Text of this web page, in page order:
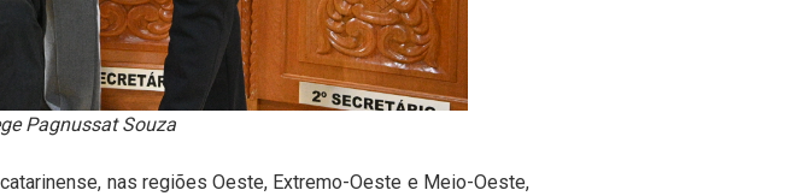
Pagnussat Souza
nas regiões Oeste, Extremo-Oeste e Meio-Oeste,